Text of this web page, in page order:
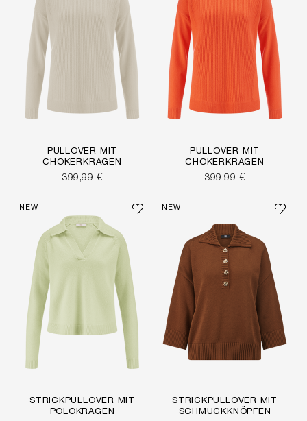
PULLOVER MIT
CHOKERKRAGEN
399,99 €
PULLOVER MIT
CHOKERKRAGEN
399,99 €
NEW
STRICKPULLOVER MIT
POLOKRAGEN
NEW
STRICKPULLOVER MIT
SCHMUCKKNÖPFEN